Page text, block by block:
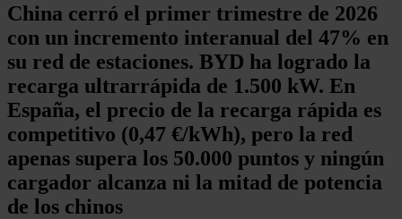
China cerró el primer trimestre de 2026
con un incremento interanual del 47% en
su red de estaciones. BYD ha logrado la
recarga ultrarrápida de 1.500 kW. En
España, el precio de la recarga rápida es
competitivo (0,47 €/kWh), pero la red
apenas supera los 50.000 puntos y ningún
cargador alcanza ni la mitad de potencia
de los chinos